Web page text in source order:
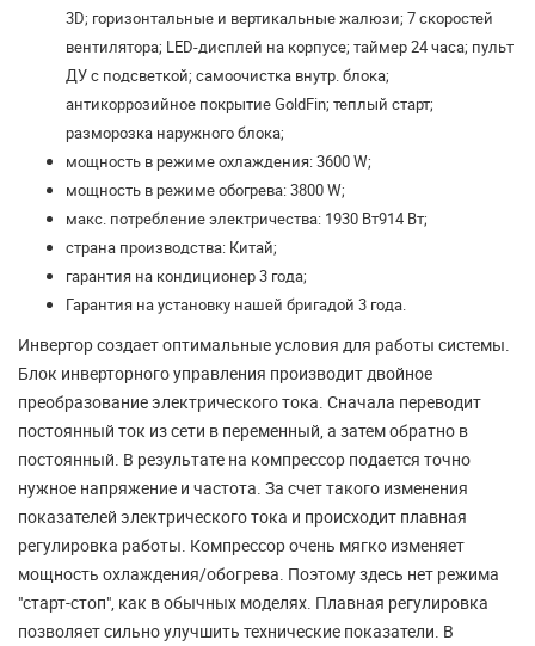
3D; горизонтальные и вертикальные жалюзи; 7 скоростей
вентилятора; LED-дисплей на корпусе; таймер 24 часа; пульт
ДУ с подсветкой; самоочистка внутр. блока;
антикоррозийное покрытие GoldFin; теплый старт;
разморозка наружного блока;
мощность в режиме охлаждения: 3600 W;
мощность в режиме обогрева: 3800 W;
макс. потребление электричества: 1930 Вт914 Вт;
страна производства: Китай;
гарантия на кондиционер 3 года;
Гарантия на установку нашей бригадой 3 года.
Инвертор создает оптимальные условия для работы системы.
Блок инверторного управления производит двойное
преобразование электрического тока. Сначала переводит
постоянный ток из сети в переменный, а затем обратно в
постоянный. В результате на компрессор подается точно
нужное напряжение и частота. За счет такого изменения
показателей электрического тока и происходит плавная
регулировка работы. Компрессор очень мягко изменяет
мощность охлаждения/обогрева. Поэтому здесь нет режима
"старт-стоп", как в обычных моделях. Плавная регулировка
позволяет сильно улучшить технические показатели. В